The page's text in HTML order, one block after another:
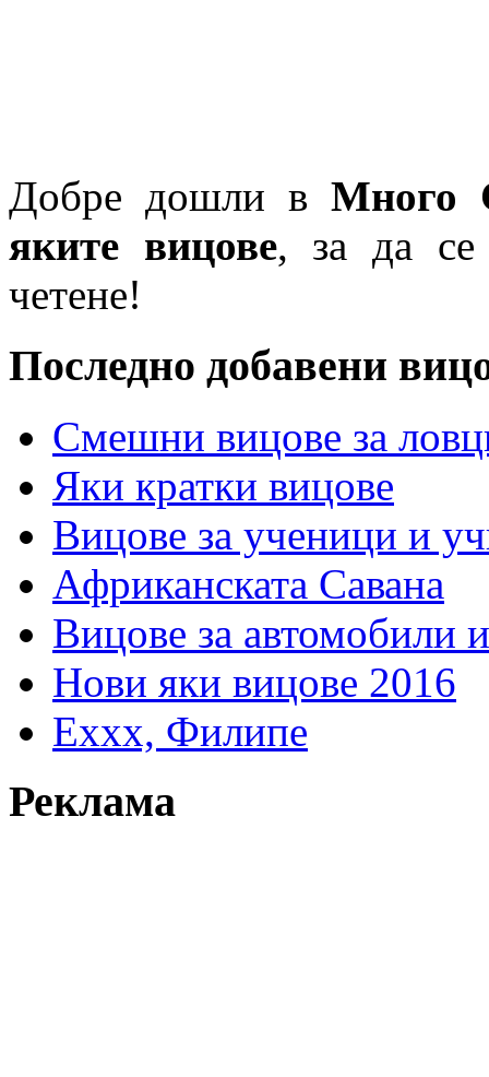
Добре дошли в Много
яките вицове, за да се
четене!
Последно добавени
Смешни вицове за
Яки кратки вицове
Вицове за ученици и
Африканската Савана
Вицове за автомобили
Нови яки вицове 2016
Еххх, Филипе
Реклама